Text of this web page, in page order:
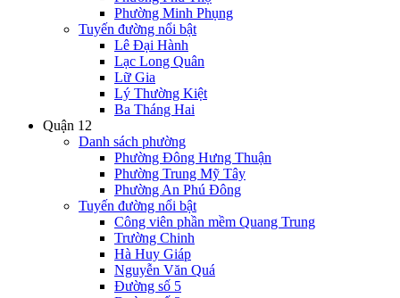
Phường Minh Phụng
Tuyến đường nổi bật
Lê Đại Hành
Lạc Long Quân
Lữ Gia
Lý Thường Kiệt
Ba Tháng Hai
Quận 12
Danh sách phường
Phường Đông Hưng Thuận
Phường Trung Mỹ Tây
Phường An Phú Đông
Tuyến đường nổi bật
Công viên phần mềm Quang Trung
Trường Chinh
Hà Huy Giáp
Nguyễn Văn Quá
Đường số 5